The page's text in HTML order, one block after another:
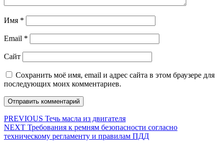
Имя *
Email *
Сайт
Сохранить моё имя, email и адрес сайта в этом браузере для
последующих моих комментариев.
Навигация
по
PREVIOUS Предыдущая
запись:
Течь масла из двигателя
NEXT Следующая
запись:
Требования к ремням безопасности согласно
техническому регламенту и правилам ПДД